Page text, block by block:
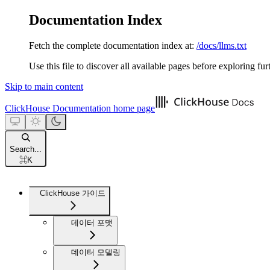
Documentation Index
Fetch the complete documentation index at: /docs/llms.txt
Use this file to discover all available pages before exploring
Skip to main content
ClickHouse Documentation home page
Search...
⌘K
ClickHouse 가이드
데이터 포맷
데이터 모델링